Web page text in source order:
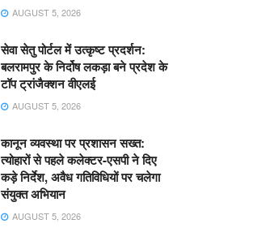
AUGUST 5, 2026
सेवा सेतु पोर्टल में उत्कृष्ट प्रदर्शन:
बलरामपुर के निर्दोष लकड़ा बने प्रदेश के
टॉप ट्रांजैक्शन वीएलई
AUGUST 5, 2026
कानून व्यवस्था पर प्रशासन सख्त:
त्योहारों से पहले कलेक्टर-एसपी ने दिए
कड़े निर्देश, अवैध गतिविधियों पर चलेगा
संयुक्त अभियान
AUGUST 5, 2026